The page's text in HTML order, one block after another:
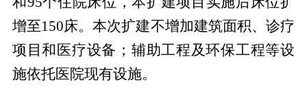
增至150床。本次扩建不增加建筑面积、诊疗
项目和医疗设备；辅助工程及环保工程等设
施依托医院现有设施。